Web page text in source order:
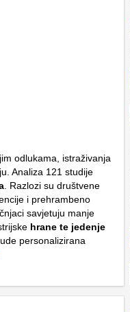
odlukama, istraživanja
Analiza 121 studije
. Razlozi su društvene
i prehrambeno
savjetuju manje
hrane te jedenje
personalizirana